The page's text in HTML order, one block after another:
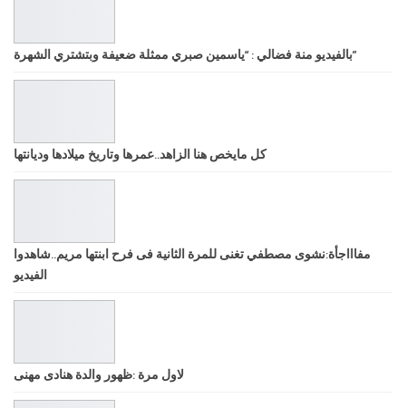
بالفيديو منة فضالي : “ياسمين صبري ممثلة ضعيفة وبتشتري الشهرة”
كل مايخص هنا الزاهد..عمرها وتاريخ ميلادها وديانتها
مفاااجأة:نشوى مصطفي تغنى للمرة الثانية فى فرح ابنتها مريم..شاهدوا
الفيديو
لاول مرة :ظهور والدة هنادى مهنى